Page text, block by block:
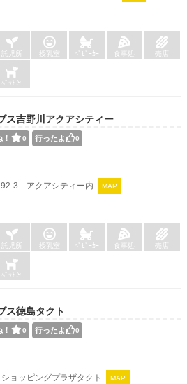
託児所 授乳室 ﾍﾞﾋﾞｰｶｰ 食事処 売店
ﾍﾟｯﾄと
ス吉野川アクアシティー
0 行ったよ 0
92-3 アクアシティー内 MAP
託児所 授乳室 ﾍﾞﾋﾞｰｶｰ 食事処 売店
ﾍﾟｯﾄと
ス徳島タクト
0 行ったよ 0
ョッピングプラザタクト MAP